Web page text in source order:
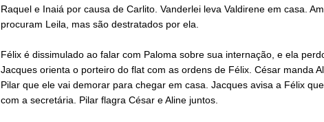
Raquel e Inaiá por causa de Carlito. Vanderlei leva Valdirene em casa.
procuram Leila, mas são destratados por ela.
Félix é dissimulado ao falar com Paloma sobre sua internação, e ela
Jacques orienta o porteiro do flat com as ordens de Félix. César manda
Pilar que ele vai demorar para chegar em casa. Jacques avisa a Félix
com a secretária. Pilar flagra César e Aline juntos.